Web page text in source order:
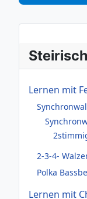
Lernen mit
2-3-4-
Polka
Lernen mit